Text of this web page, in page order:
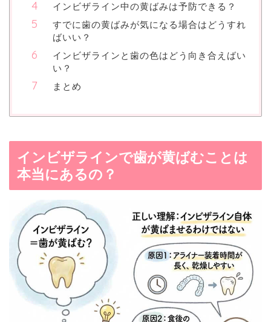
インビザライン中の黄ばみは予防できる？
すでに歯の黄ばみが気になる場合はどうすれ
ばいい？
インビザラインと歯の色はどう向き合えばい
い？
まとめ
インビザラインで歯が黄ばむことは
本当にあるの？